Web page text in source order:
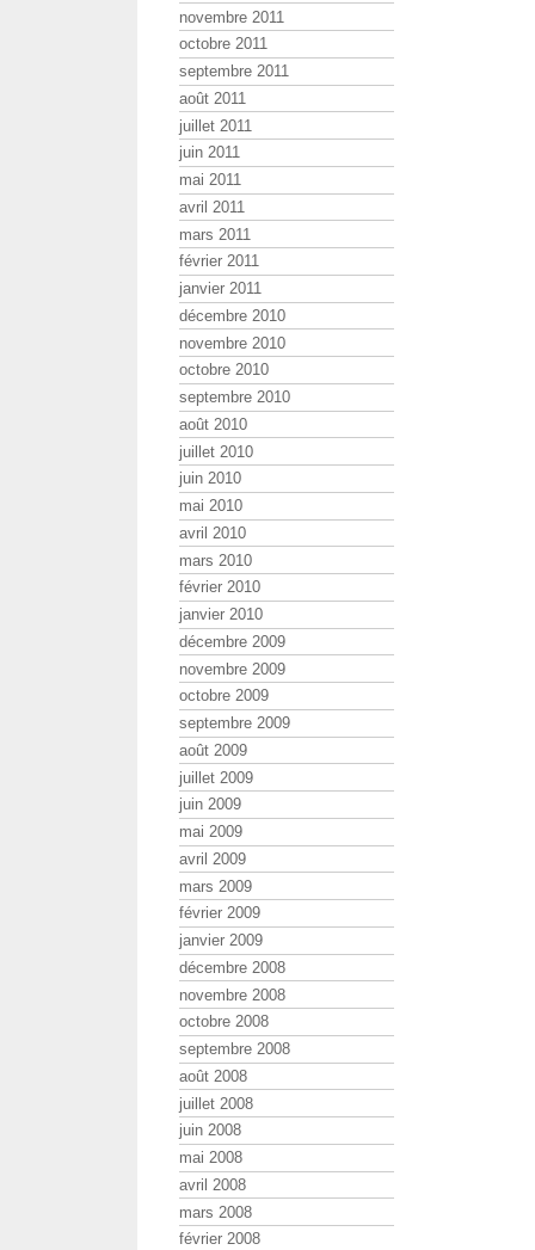
novembre 2011
octobre 2011
septembre 2011
août 2011
juillet 2011
juin 2011
mai 2011
avril 2011
mars 2011
février 2011
janvier 2011
décembre 2010
novembre 2010
octobre 2010
septembre 2010
août 2010
juillet 2010
juin 2010
mai 2010
avril 2010
mars 2010
février 2010
janvier 2010
décembre 2009
novembre 2009
octobre 2009
septembre 2009
août 2009
juillet 2009
juin 2009
mai 2009
avril 2009
mars 2009
février 2009
janvier 2009
décembre 2008
novembre 2008
octobre 2008
septembre 2008
août 2008
juillet 2008
juin 2008
mai 2008
avril 2008
mars 2008
février 2008